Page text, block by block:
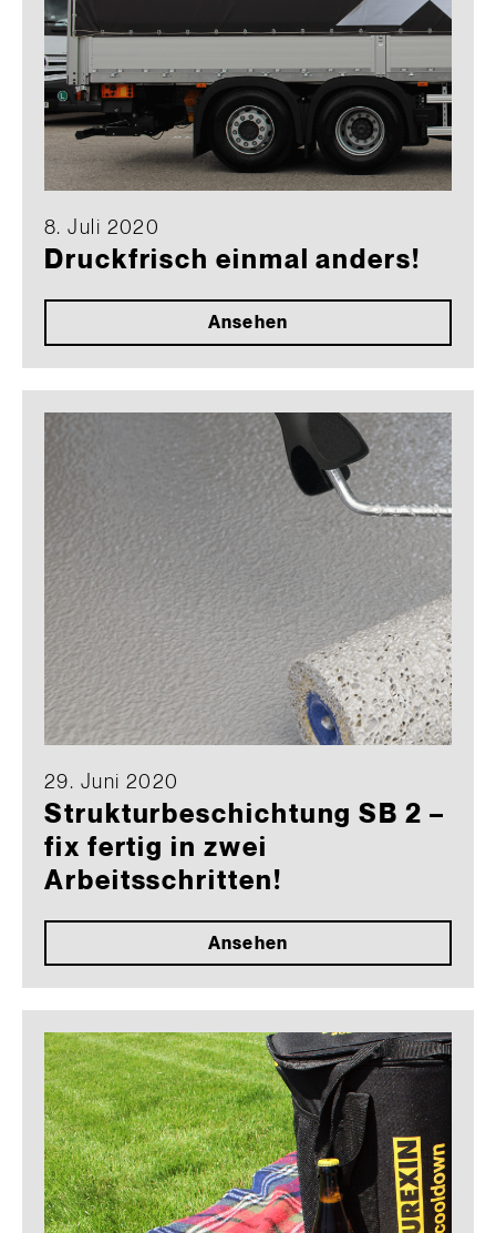
8. Juli 2020
Druckfrisch einmal anders!
Ansehen
29. Juni 2020
Strukturbeschichtung SB 2 –
fix fertig in zwei
Arbeitsschritten!
Ansehen